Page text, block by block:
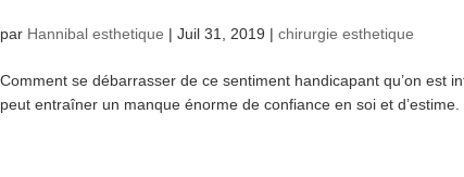
par Hannibal esthetique | Juil 31, 2019 | chirurgie esthetique
Comment se débarrasser de ce sentiment handicapant qu’on est
peut entraîner un manque énorme de confiance en soi et d’estime.